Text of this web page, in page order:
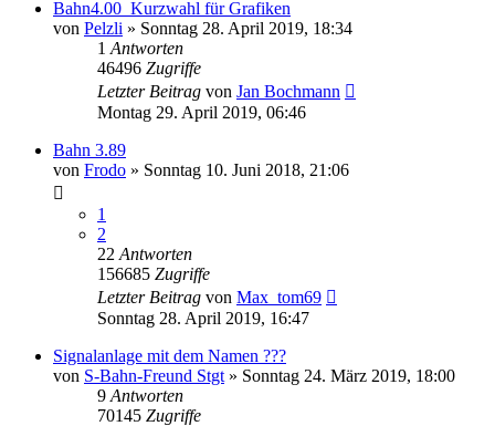
Bahn4.00_Kurzwahl für Grafiken
von Pelzli » Sonntag 28. April 2019, 18:34
1 Antworten
46496 Zugriffe
Letzter Beitrag von Jan Bochmann
Montag 29. April 2019, 06:46
Bahn 3.89
von Frodo » Sonntag 10. Juni 2018, 21:06
1
2
22 Antworten
156685 Zugriffe
Letzter Beitrag von Max_tom69
Sonntag 28. April 2019, 16:47
Signalanlage mit dem Namen ???
von S-Bahn-Freund Stgt » Sonntag 24. März 2019, 18:00
9 Antworten
70145 Zugriffe